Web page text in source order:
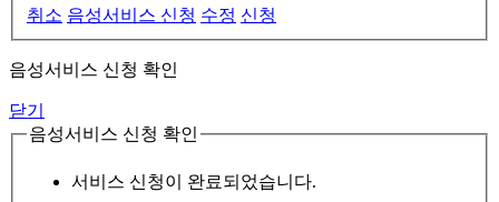
취소 음성서비스 신청 수정 신청
음성서비스 신청 확인
닫기
음성서비스 신청 확인
서비스 신청이 완료되었습니다.